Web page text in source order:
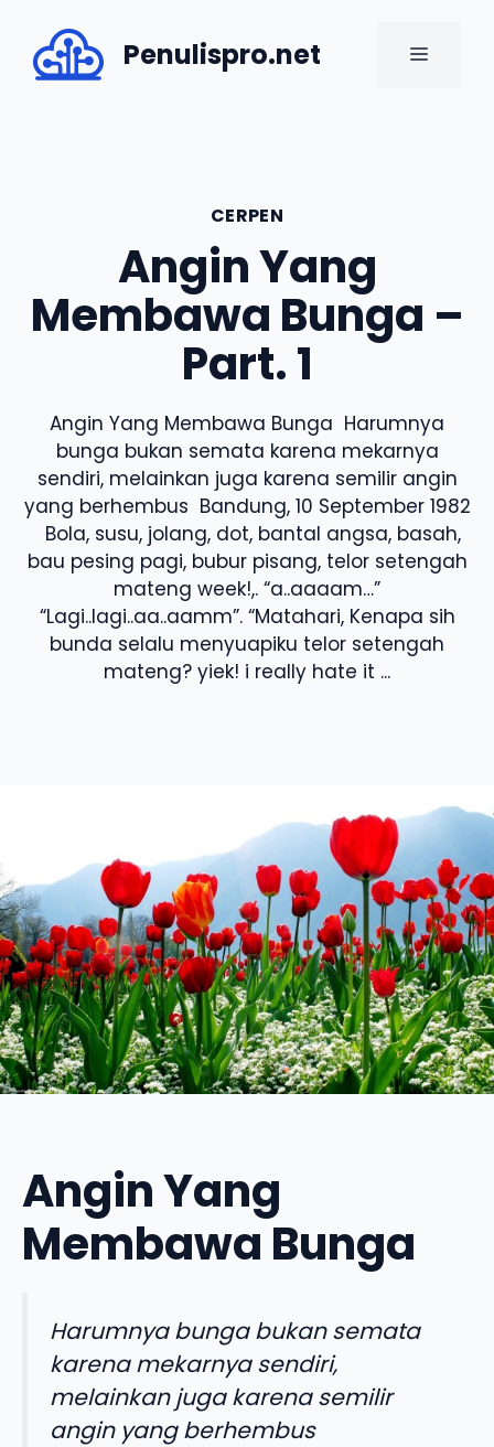
content
Penulispro.net MENU
CERPEN
Angin Yang
Membawa Bunga –
Part. 1
Angin Yang Membawa Bunga Harumnya
bunga bukan semata karena mekarnya
sendiri, melainkan juga karena semilir angin
yang berhembus Bandung, 10 September 1982
Bola, susu, jolang, dot, bantal angsa, basah,
bau pesing pagi, bubur pisang, telor setengah
mateng week!,. “a..aaaam…”
“Lagi..lagi..aa..aamm”. “Matahari, Kenapa sih
bunda selalu menyuapiku telor setengah
mateng? yiek! i really hate it ...
Angin Yang
Membawa Bunga
Harumnya bunga bukan semata
karena mekarnya sendiri,
melainkan juga karena semilir
angin yang berhembus